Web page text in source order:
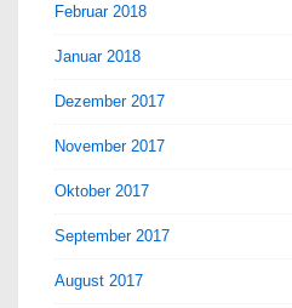
Februar 2018
Januar 2018
Dezember 2017
November 2017
Oktober 2017
September 2017
August 2017